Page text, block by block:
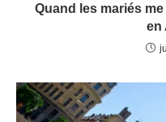
Quand les mariés
en